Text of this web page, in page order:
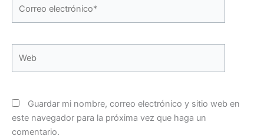
Guardar mi nombre, correo electrónico y sitio web en
este navegador para la próxima vez que haga un
comentario.